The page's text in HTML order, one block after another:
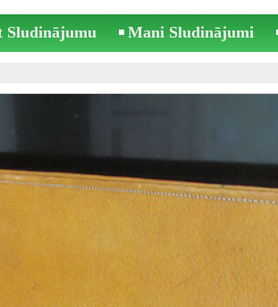
Sludinājumu Mani Sludinājumi